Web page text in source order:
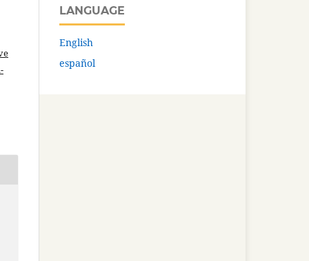
LANGUAGE
English
español